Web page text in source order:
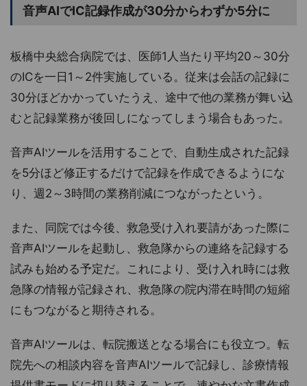
音声AIでIC記録作成が30分からわずか5分に
板橋中央総合病院では、医師1人当たり平均20～30分
のICを一日1～2件実施している。従来は会話の記録に
30分ほどかかっていたうえ、途中で他の業務が舞い込
むと記録業務が後回しになってしまう場合もあった。
音声AIツールを活用することで、自動生成された記録
を5分ほど修正するだけで記録を作成できるようにな
り、週2～3時間の業務削減につながったという。
また、同院では今後、救急受け入れ要請があった際に
音声AIツールを起動し、救急隊からの連絡を記録する
試みも始める予定だ。これにより、受け入れ時には救
急隊の情報が記録され、救急隊の院内滞在時間の短縮
にもつながると期待される。
音声AIツールは、転院搬送となる場合にも役立つ。転
院先への相談内容を音声AIツールで記録し、診療情報